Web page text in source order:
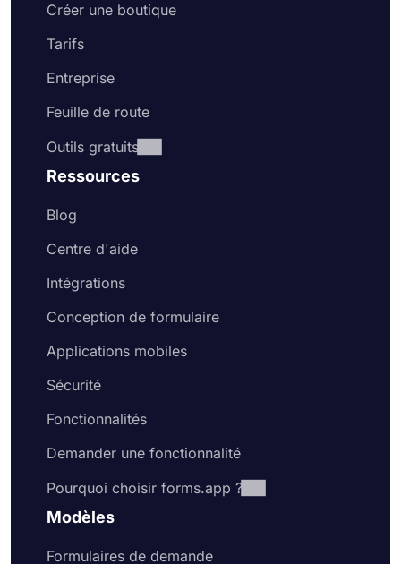
Créer une boutique
Tarifs
Entreprise
Feuille de route
Outils gratuits
Ressources
Blog
Centre d'aide
Intégrations
Conception de formulaire
Applications mobiles
Sécurité
Fonctionnalités
Demander une fonctionnalité
Pourquoi choisir forms.app ?
Modèles
Formulaires de demande